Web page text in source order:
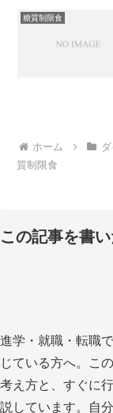
糖質制限食
ホーム
質制限食
この記事を書い
進学・就職・転職
じている方へ。こ
考え方と、すぐに
説しています。自